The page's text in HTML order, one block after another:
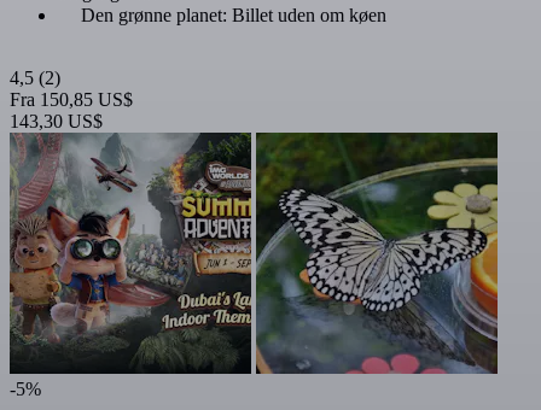
Den grønne planet: Billet uden om køen
4,5 (2)
Fra 150,85 US$
143,30 US$
-5%